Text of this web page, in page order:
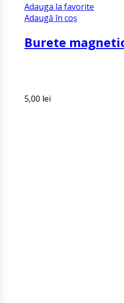
Adauga la favorite
Adaugă în coș
Burete
5,00 lei